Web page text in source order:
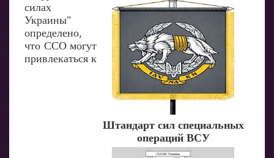
Штандарт сил специальных
операций ВСУ
силах
Украины"
определено,
что ССО могут
привлекаться к